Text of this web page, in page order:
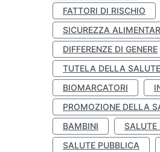
FATTORI DI RISCHIO
SICUREZZA
DIFFERENZE DI GENERE
TUTELA DELLA SALUTE
BIOMARCATORI
PROMOZIONE DELLA
BAMBINI
SALUTE
SALUTE PUBBLICA